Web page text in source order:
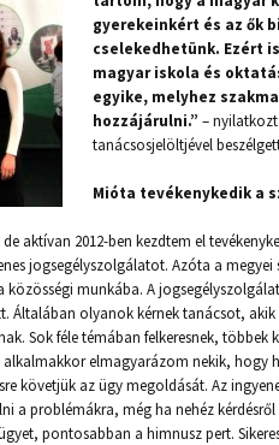
gyerekeinkért és az ők
cselekedhetünk. Ezért
magyar iskola és
egyike, melyhez
hozzájárulni.” –
tanácsosjelöltjével
Mióta tevékenykedik a
aktívan 2012-ben kezdtem el
jogsegélyszolgálatot. Azóta a megyei
munkába. A
Általában olyanok kérnek tanácsot,
Sok féle témában felkeresnek, többek
elmagyarázom nekik,
követjük az ügy megoldását. Az
a problémákra, még ha nehéz
pontosabban a himnusz pert.